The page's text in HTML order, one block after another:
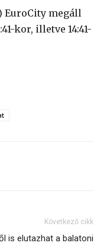
EuroCity megáll
kor, illetve 14:41-
Következő cikk
is elutazhat a balatoni